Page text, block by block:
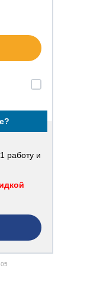
1 работу и